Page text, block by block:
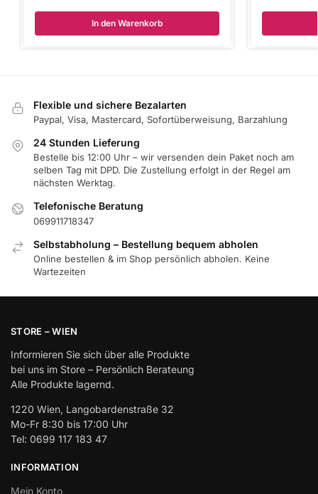
In den Warenkorb
Flexible und sichere Bezalarten
Paypal, Visa, Mastercard, Sofortüberweisung, Barzahlung
24 Stunden Lieferung
Bestelle bis 12:00 Uhr – wir versenden dein Paket noch am
selben Tag mit DPD. Die Zustellung erfolgt in der Regel am
nächsten Werktag.
Telefonische Beratung
069911718347
Selbstabholung – Bestellung bequem abholen
Online bestellen & im Shop persönlich abholen. Keine
Wartezeiten
STORE – WIEN
Informieren Sie sich über alle Produkte
bei uns im Store – Persönlich Berateung
Alle Produkte lagernd.
1220 Wien, Langobardenstraße 32
Mo-Fr 8:30 bis 17:00 Uhr
Tel: 0699 117 183 47
INFORMATION
Mein Konto